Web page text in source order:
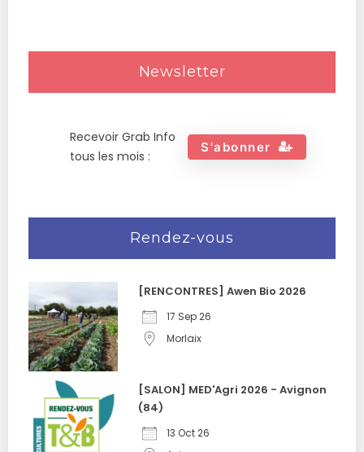
Newsletter
Recevoir Grab Info
tous les mois :
S'abonner
Rendez-vous
[RENCONTRES] Awen Bio 2026
17 Sep 26
Morlaix
[SALON] MED'Agri 2026 - Avignon
(84)
13 Oct 26